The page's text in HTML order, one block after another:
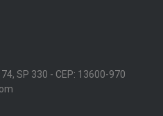
SP 330 - CEP: 13600-970